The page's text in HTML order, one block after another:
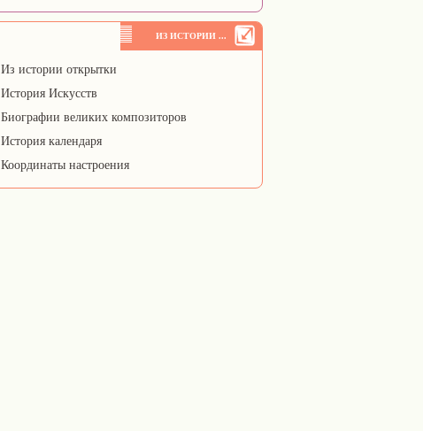
ИЗ ИСТОРИИ ...
Из истории открытки
История Искусств
Биографии великих композиторов
История календаря
Координаты настроения